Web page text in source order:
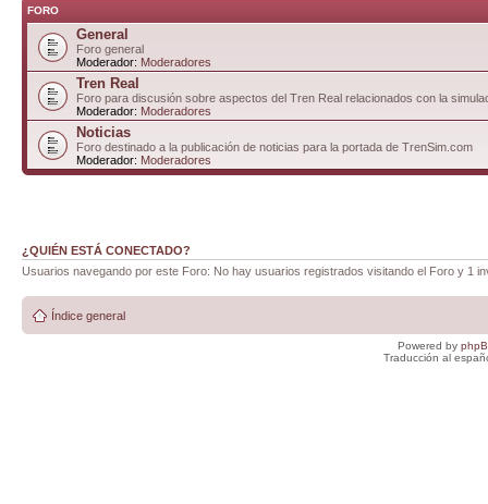
FORO
General
Foro general
Moderador: Moderadores
Tren Real
Foro para discusión sobre aspectos del Tren Real relacionados con la
Moderador: Moderadores
Noticias
Foro destinado a la publicación de noticias para la portada de TrenSim.com
Moderador: Moderadores
¿QUIÉN ESTÁ CONECTADO?
Usuarios navegando por este Foro: No hay usuarios registrados visitando el Foro y 1
Índice general
Powered by
Traducción al